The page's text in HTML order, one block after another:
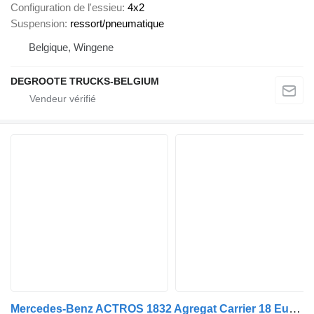
Configuration de l'essieu 4x2
Suspension ressort/pneumatique
Belgique, Wingene
DEGROOTE TRUCKS-BELGIUM
Mercedes-Benz ACTROS 1832 Agregat Carrier 18 Europalet